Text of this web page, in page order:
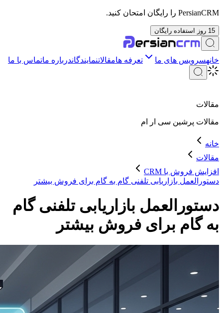
PersianCRM را رایگان امتحان کنید.
15 روز استفاده رایگان
خانهسرویس های ما تعرفه هامقالاتنمایندگاندرباره ماتماس با ما
مقالات
مقالات پرشین سی ار ام
خانه
مقالات
افزایش فروش با CRM
دستورالعمل بازاریابی تلفنی گام به گام برای فروش بیشتر
دستورالعمل بازاریابی تلفنی گام
به گام برای فروش بیشتر